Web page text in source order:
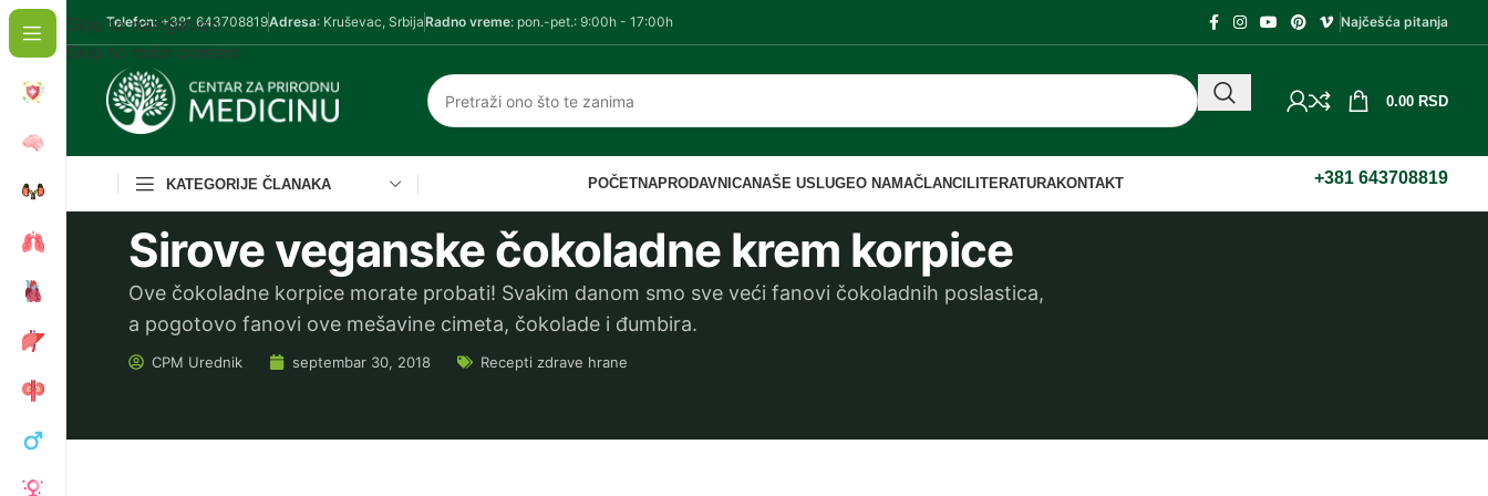
Skip to navigation
Skip to main content
Telefon: +381 643708819Adresa: Kruševac, SrbijaRadno vreme: pon.-pet.: 9:00h - 17:00h Najčešća pitanja
0.00 RSD
KATEGORIJE ČLANAKA POČETNAPRODAVNICANAŠE USLUGEO NAMAČLANCI LITERATURAKONTAKT +381 643708819
Sirove veganske čokoladne krem korpice
Ove čokoladne korpice morate probati! Svakim danom smo sve veći fanovi čokoladnih poslastica,
a pogotovo fanovi ove mešavine cimeta, čokolade i đumbira.
CPM Urednik septembar 30, 2018 Recepti zdrave hrane